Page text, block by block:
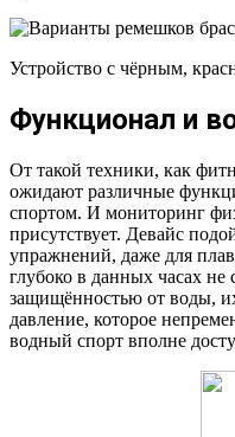
Устройство с чёрным,
Функционал и
От такой техники, как
ожидают различные
спортом. И мониторинг
присутствует. Девайс
упражнений, даже для
глубоко в данных часах не
защищённостью от воды,
давление, которое
водный спорт вполне